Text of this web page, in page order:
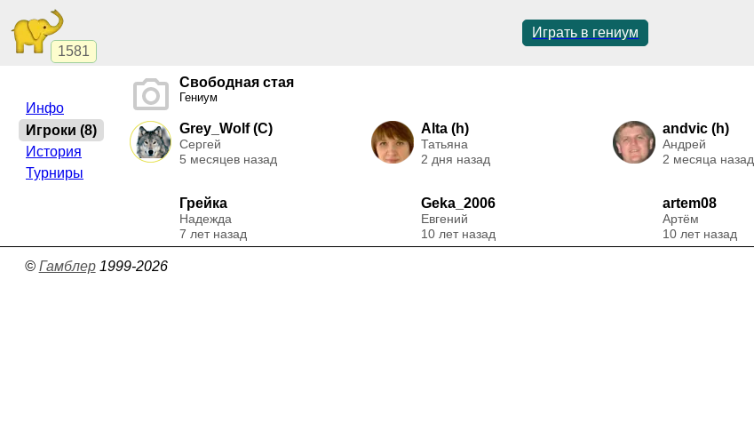
1581
Играть в гениум
Свободная стая
Гениум
Grey_Wolf (C)
Сергей
5 месяцев назад
Alta (h)
Татьяна
2 дня назад
andvic (h)
Андрей
2 месяца назад
Грейка
Надежда
7 лет назад
Geka_2006
Евгений
10 лет назад
artem08
Артём
10 лет назад
Инфо
Игроки (8)
История
Турниры
© Гамблер1999-2026